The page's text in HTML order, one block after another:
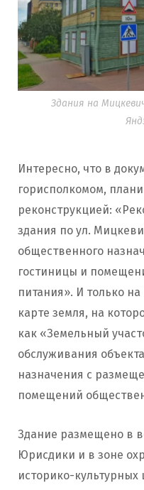
Здания на
Интересно, что в
горисполкомом,
реконструкцией:
здания по ул.
общественного
гостиницы и
питания». И только
карте земля, на
как «Земельный
обслуживания
назначения с
помещений
Здание размещено в
Юрисдики и в зоне
историко-